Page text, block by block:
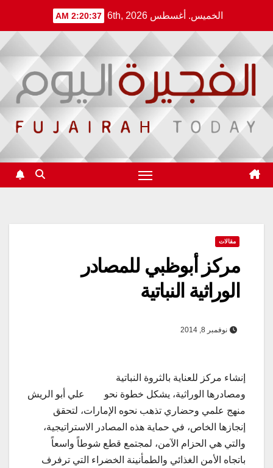
content
الخميس. أغسطس 6th, 2026 2:20:37 AM
مقالات
مركز أبوظبي للمصادر
الوراثية النباتية
نوفمبر 8, 2014
علي أبو الريش
إنشاء مركز للعناية بالثروة النباتية
ومصادرها الوراثية، يشكل خطوة نحو
منهج علمي وحضاري تذهب نحوه الإمارات، لتحقق
إنجازها الخاص، في حماية هذه المصادر الاستراتيجية،
والتي هي الحزام الآمن، لمجتمع قطع شوطاً واسعاً
باتجاه الأمن الغذائي والطمأنينة الخضراء التي ترفرف